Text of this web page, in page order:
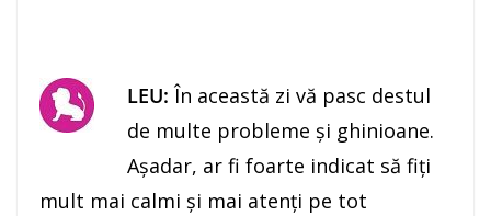
LEU: În această zi vă pasc destul
de multe probleme şi ghinioane.
Aşadar, ar fi foarte indicat să fiţi
mult mai calmi şi mai atenţi pe tot